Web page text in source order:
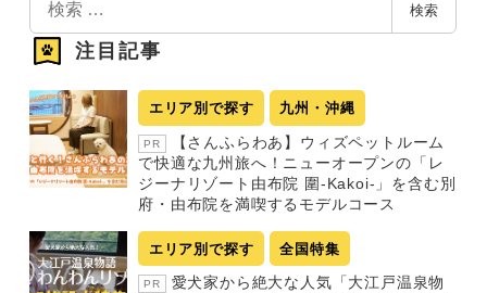
索
検索
注目記事
エリア別で探す 九州・沖縄
PR
【さんふらわあ】ウィズペットルーム
で快適な九州旅へ！ニューオープンの「レ
ジーナリゾート由布院 圍-Kakoi-」を含む別
府・由布院を満喫するモデルコース
エリア別で探す 全国特集
PR
愛犬家から絶大な人気「大江戸温泉物